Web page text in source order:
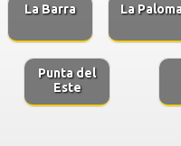
La Barra La
Punta del
Este